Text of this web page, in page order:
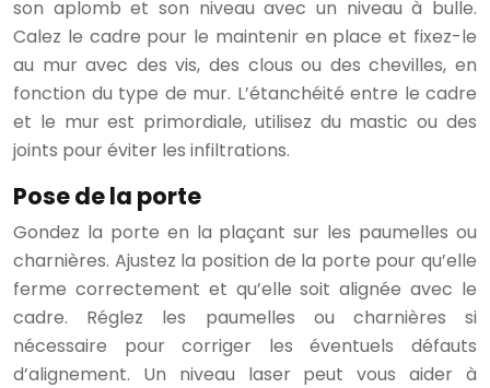
son aplomb et son niveau avec un niveau à bulle.
Calez le cadre pour le maintenir en place et fixez-le
au mur avec des vis, des clous ou des chevilles, en
fonction du type de mur. L’étanchéité entre le cadre
et le mur est primordiale, utilisez du mastic ou des
joints pour éviter les infiltrations.
Pose de la porte
Gondez la porte en la plaçant sur les paumelles ou
charnières. Ajustez la position de la porte pour qu’elle
ferme correctement et qu’elle soit alignée avec le
cadre. Réglez les paumelles ou charnières si
nécessaire pour corriger les éventuels défauts
d’alignement. Un niveau laser peut vous aider à